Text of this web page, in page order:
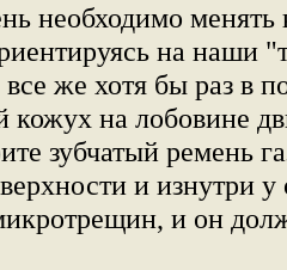
необходимо
на наши
же хотя бы раз в
кожух на лобовине
зубчатый ремень
и изнутри
и он